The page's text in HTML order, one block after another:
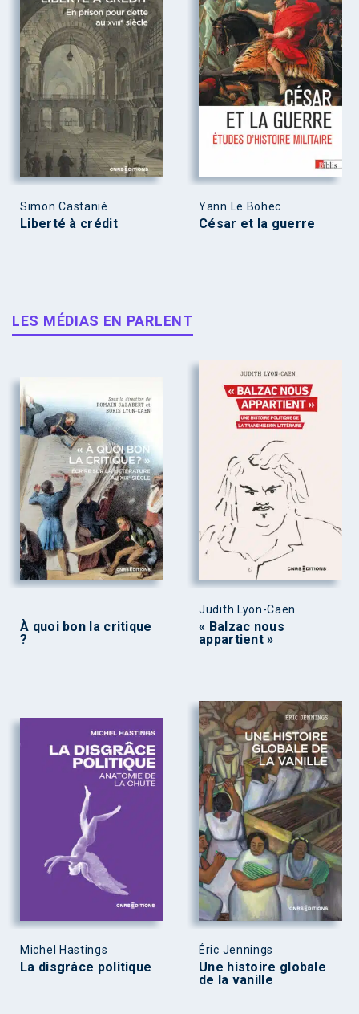
Simon Castanié
Liberté à crédit
Yann Le Bohec
César et la guerre
LES MÉDIAS EN PARLENT
À quoi bon la critique
?
Judith Lyon-Caen
« Balzac nous
appartient »
Michel Hastings
La disgrâce politique
Éric Jennings
Une histoire globale
de la vanille